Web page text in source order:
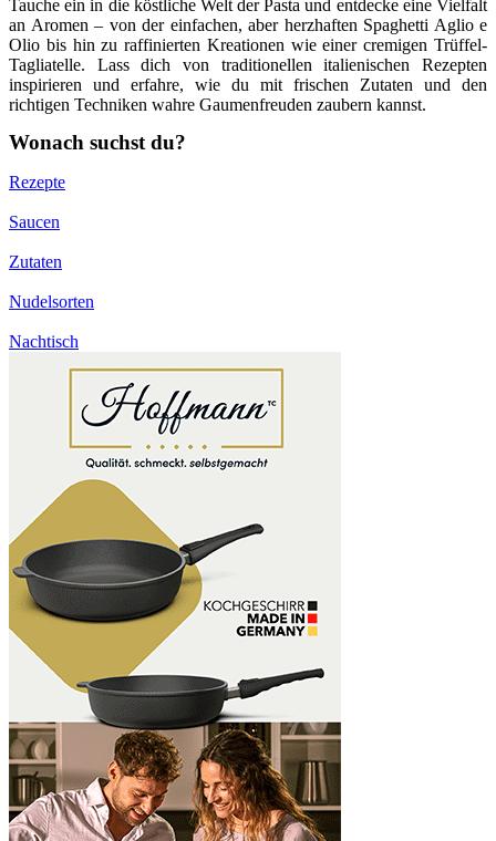
Tauche ein in die köstliche Welt der Pasta und entdecke eine Vielfalt
an Aromen – von der einfachen, aber herzhaften Spaghetti Aglio e
Olio bis hin zu raffinierten Kreationen wie einer cremigen Trüffel-
Tagliatelle. Lass dich von traditionellen italienischen Rezepten
inspirieren und erfahre, wie du mit frischen Zutaten und den
richtigen Techniken wahre Gaumenfreuden zaubern kannst.
Wonach suchst du?
Rezepte
Saucen
Zutaten
Nudelsorten
Nachtisch